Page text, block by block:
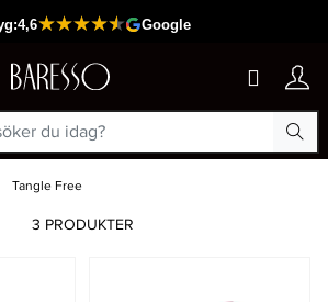
Tangle Free
3 PRODUKTER